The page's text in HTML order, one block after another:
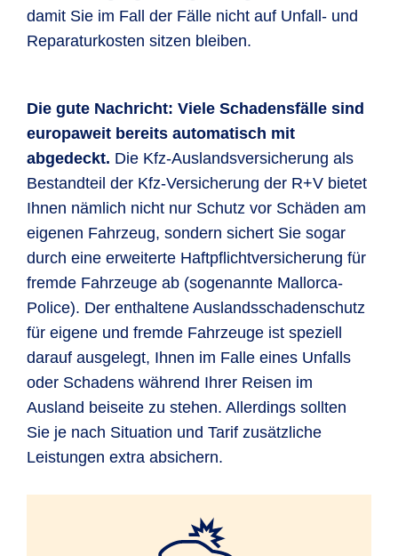
damit Sie im Fall der Fälle nicht auf Unfall- und
Reparaturkosten sitzen bleiben.
Die gute Nachricht: Viele Schadensfälle sind
europaweit bereits automatisch mit
abgedeckt. Die Kfz-Auslandsversicherung als
Bestandteil der Kfz-Versicherung der R+V bietet
Ihnen nämlich nicht nur Schutz vor Schäden am
eigenen Fahrzeug, sondern sichert Sie sogar
durch eine erweiterte Haftpflichtversicherung für
fremde Fahrzeuge ab (sogenannte Mallorca-
Police). Der enthaltene Auslandsschadenschutz
für eigene und fremde Fahrzeuge ist speziell
darauf ausgelegt, Ihnen im Falle eines Unfalls
oder Schadens während Ihrer Reisen im
Ausland beiseite zu stehen. Allerdings sollten
Sie je nach Situation und Tarif zusätzliche
Leistungen extra absichern.